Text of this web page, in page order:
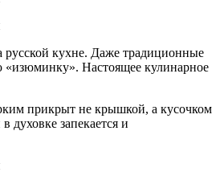
русской кухне. Даже традиционные
«изюминку». Настоящее кулинарное
прикрыт не крышкой, а кусочком
духовке запекается и